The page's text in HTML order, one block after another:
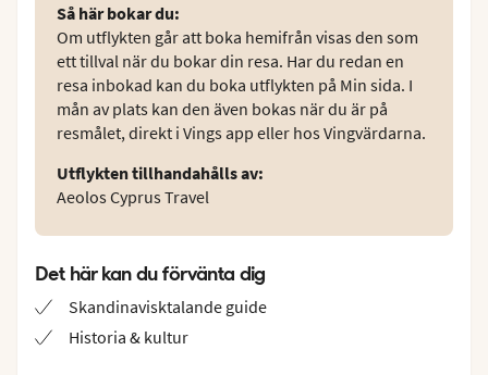
Så här bokar du:
Om utflykten går att boka hemifrån visas den som
ett tillval när du bokar din resa. Har du redan en
resa inbokad kan du boka utflykten på Min sida. I
mån av plats kan den även bokas när du är på
resmålet, direkt i Vings app eller hos Vingvärdarna.
Utflykten tillhandahålls av:
Aeolos Cyprus Travel
Det här kan du förvänta dig
Skandinavisktalande guide
Historia & kultur